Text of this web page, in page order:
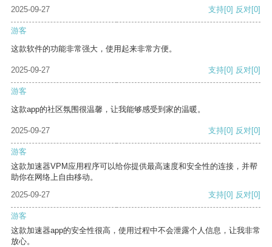
2025-09-27
支持[0] 反对[0]
游客
这款软件的功能非常强大，使用起来非常方便。
2025-09-27 支持[0] 反对[0]
游客
这款app的社区氛围很温馨，让我能够感受到家的温暖。
2025-09-27 支持[0] 反对[0]
游客
这款加速器VPM应用程序可以给你提供最高速度和安全性的连接，并帮
助你在网络上自由移动。
2025-09-27
支持[0] 反对[0]
游客
这款加速器app的安全性很高，使用过程中不会泄露个人信息，让我非常
放心。